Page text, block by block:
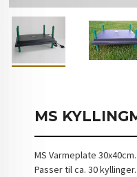
MS
MS Varmeplate
Passer til ca. 30 kyllinger.